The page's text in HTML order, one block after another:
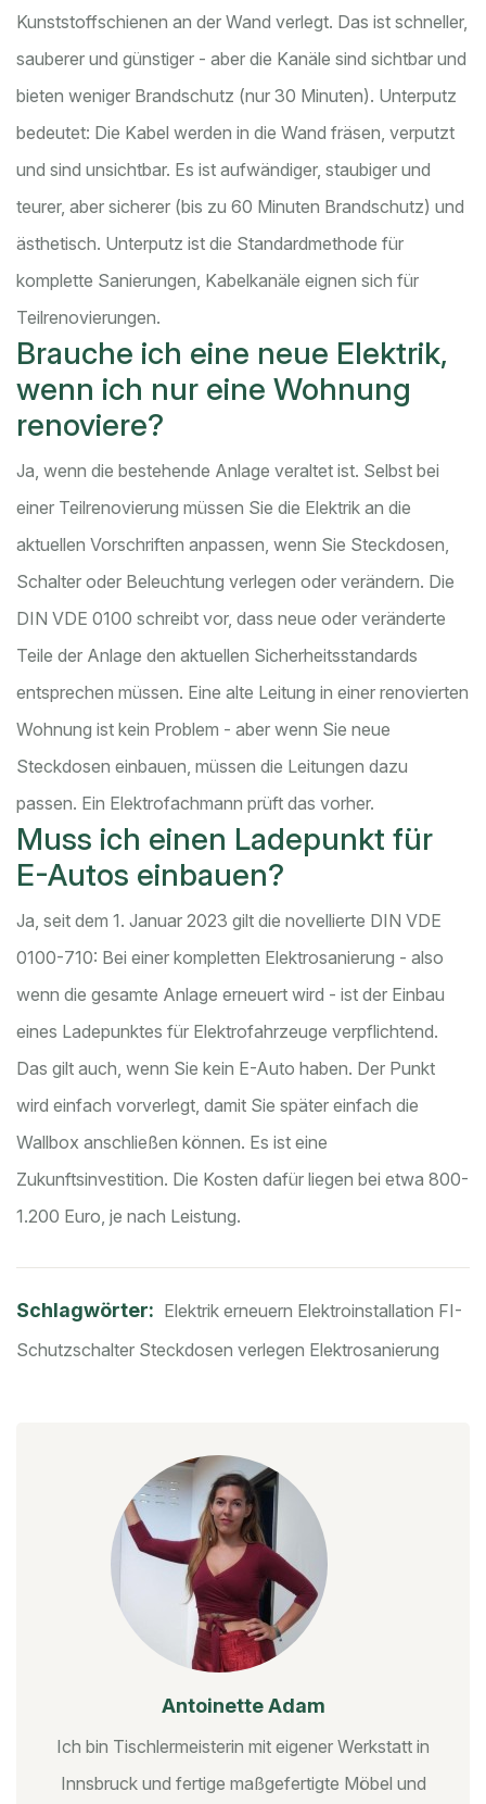
Kunststoffschienen an der Wand verlegt. Das ist schneller,
sauberer und günstiger - aber die Kanäle sind sichtbar und
bieten weniger Brandschutz (nur 30 Minuten). Unterputz
bedeutet: Die Kabel werden in die Wand fräsen, verputzt
und sind unsichtbar. Es ist aufwändiger, staubiger und
teurer, aber sicherer (bis zu 60 Minuten Brandschutz) und
ästhetisch. Unterputz ist die Standardmethode für
komplette Sanierungen, Kabelkanäle eignen sich für
Teilrenovierungen.
Brauche ich eine neue Elektrik,
wenn ich nur eine Wohnung
renoviere?
Ja, wenn die bestehende Anlage veraltet ist. Selbst bei
einer Teilrenovierung müssen Sie die Elektrik an die
aktuellen Vorschriften anpassen, wenn Sie Steckdosen,
Schalter oder Beleuchtung verlegen oder verändern. Die
DIN VDE 0100 schreibt vor, dass neue oder veränderte
Teile der Anlage den aktuellen Sicherheitsstandards
entsprechen müssen. Eine alte Leitung in einer renovierten
Wohnung ist kein Problem - aber wenn Sie neue
Steckdosen einbauen, müssen die Leitungen dazu
passen. Ein Elektrofachmann prüft das vorher.
Muss ich einen Ladepunkt für
E-Autos einbauen?
Ja, seit dem 1. Januar 2023 gilt die novellierte DIN VDE
0100-710: Bei einer kompletten Elektrosanierung - also
wenn die gesamte Anlage erneuert wird - ist der Einbau
eines Ladepunktes für Elektrofahrzeuge verpflichtend.
Das gilt auch, wenn Sie kein E-Auto haben. Der Punkt
wird einfach vorverlegt, damit Sie später einfach die
Wallbox anschließen können. Es ist eine
Zukunftsinvestition. Die Kosten dafür liegen bei etwa 800-
1.200 Euro, je nach Leistung.
Schlagwörter: Elektrik erneuern Elektroinstallation FI-
Schutzschalter Steckdosen verlegen Elektrosanierung
Antoinette Adam
Ich bin Tischlermeisterin mit eigener Werkstatt in
Innsbruck und fertige maßgefertigte Möbel und